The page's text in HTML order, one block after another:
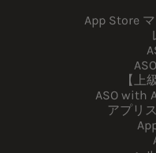
App Store
【上
ASO with
アプリ